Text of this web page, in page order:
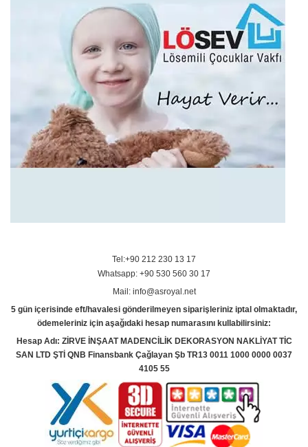
Tel:+90 212 230 13 17
Whatsapp: +90 530 560 30 17
Mail: info@asroyal.net
5 gün içerisinde eft/havalesi gönderilmeyen siparişleriniz iptal olmaktadır,
ödemeleriniz için aşağıdaki hesap numarasını kullabilirsiniz:
Hesap Adı: ZİRVE İNŞAAT MADENCİLİK DEKORASYON NAKLİYAT TİC
SAN LTD ŞTİ QNB Finansbank Çağlayan Şb TR13 0011 1000 0000 0037
4105 55